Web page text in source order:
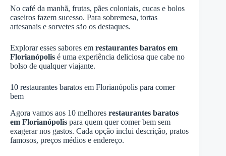
No café da manhã, frutas, pães coloniais, cucas e bolos
caseiros fazem sucesso. Para sobremesa, tortas
artesanais e sorvetes são os destaques.
Explorar esses sabores em restaurantes baratos em
Florianópolis é uma experiência deliciosa que cabe no
bolso de qualquer viajante.
10 restaurantes baratos em Florianópolis para comer
bem
Agora vamos aos 10 melhores restaurantes baratos
em Florianópolis para quem quer comer bem sem
exagerar nos gastos. Cada opção inclui descrição, pratos
famosos, preços médios e endereço.